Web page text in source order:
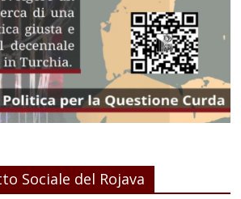
Sociale del Rojava